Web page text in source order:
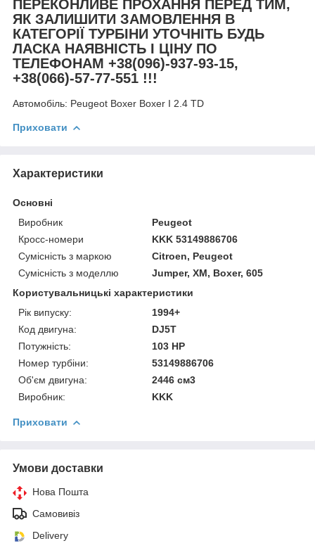
ПЕРЕКОНЛИВЕ ПРОХАННЯ ПЕРЕД ТИМ,
ЯК ЗАЛИШИТИ ЗАМОВЛЕННЯ В
КАТЕГОРІЇ ТУРБІНИ УТОЧНІТЬ БУДЬ
ЛАСКА НАЯВНІСТЬ І ЦІНУ ПО
ТЕЛЕФОНАМ +38(096)-937-93-15,
+38(066)-57-77-551 !!!
Автомобіль: Peugeot Boxer Boxer I 2.4 TD
Приховати
Характеристики
Основні
Виробник
Peugeot
Кросс-номери
KKK 53149886706
Сумісність з маркою
Citroen, Peugeot
Сумісність з моделлю
Jumper, XM, Boxer, 605
Користувальницькі характеристики
Рік випуску:
1994+
Код двигуна:
DJ5T
Потужність:
103 HP
Номер турбіни:
53149886706
Об'єм двигуна:
2446 см3
Виробник:
KKK
Приховати
Умови доставки
Нова Пошта
Самовивіз
Delivery